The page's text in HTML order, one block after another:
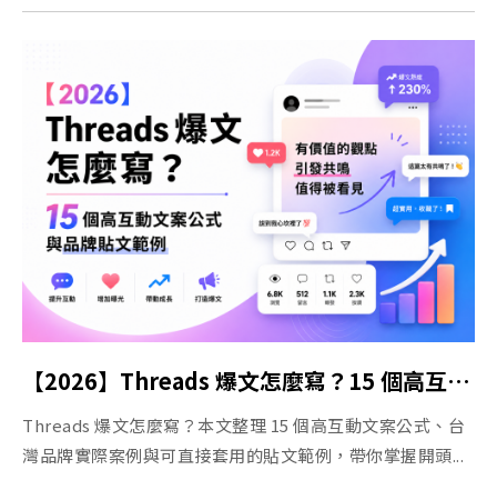
【2026】Threads 爆文怎麼寫？15 個高互動文案公式與品牌貼文範例
Threads 爆文怎麼寫？本文整理 15 個高互動文案公式、台
灣品牌實際案例與可直接套用的貼文範例，帶你掌握開頭...